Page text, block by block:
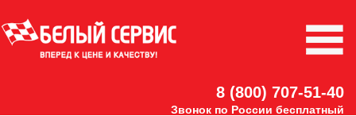
8 (800) 707-51-40
Звонок по России бесплатный